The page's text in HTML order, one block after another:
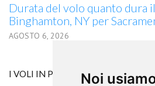
Noi
Durata del volo quanto dura
Binghamton, NY per
AGOSTO 6, 2026
I VOLI IN PARTENZA DA